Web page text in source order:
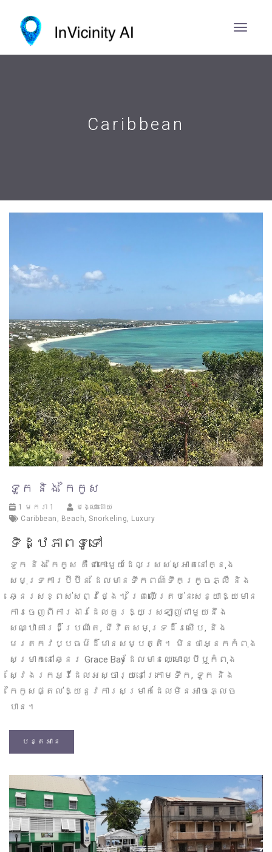
Caribbean
ទួក និង កៃកូស
1 មករា 1
បង្ហោះដោយ
Caribbean , Beach, Snorkeling, Luxury
ទិដ្ឋភាពទូទៅ
ទួក និង កៃកូស គឺជាកោះមួយដែលស្រស់ស្អាតនៅក្នុង
សមុទ្រការប៊ីប៊ីន ដែលមានទឹកពណ៌ទឹកក្រូចភ្លឺ និង
ឆ្នេរសខ្ពស់សព្វថ្ងៃ។ ព្រៃឈើត្រប់នេះសន្យាឱ្យមាន
ការចេញពីការងារដែលគួរឱ្យស្រឡាញ់ជាមួយនឹង
សណ្ឋាគារដ៏ប្រណីត, ជីវិតសមុទ្រដ៏រសើប, និង
មរតកវប្បធម៌ដ៏មានសម្បត្តិ។ មិនថាអ្នកកំពុង
សម្រាកនៅឆ្នេរ Grace Bay ដែលមានឈ្មោះល្បីឬកំពុង
ស្វែងរកអ្វីដែលអស្ចារ្យនៅក្រោមទឹក, ទួក និង
កៃកូសផ្តល់ឱ្យនូវការសម្រាកដែលមិនអាចភ្លេច
បាន។
បន្តអាន